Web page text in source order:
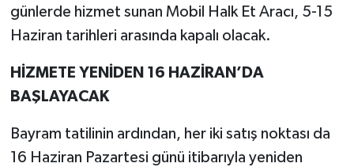
günlerde hizmet sunan Mobil Halk Et Aracı, 5-15
Haziran tarihleri arasında kapalı olacak.
HİZMETE YENİDEN 16 HAZİRAN’DA
BAŞLAYACAK
Bayram tatilinin ardından, her iki satış noktası da
16 Haziran Pazartesi günü itibarıyla yeniden